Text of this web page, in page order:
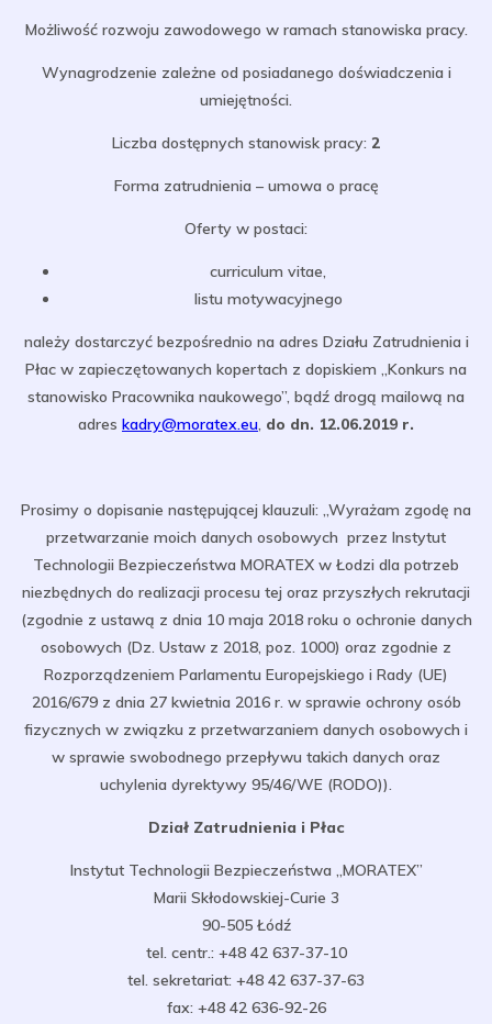
Możliwość rozwoju zawodowego w ramach stanowiska pracy.
Wynagrodzenie zależne od posiadanego doświadczenia i
umiejętności.
Liczba dostępnych stanowisk pracy: 2
Forma zatrudnienia – umowa o pracę
Oferty w postaci:
curriculum vitae,
listu motywacyjnego
należy dostarczyć bezpośrednio na adres Działu Zatrudnienia i
Płac w zapieczętowanych kopertach z dopiskiem „Konkurs na
stanowisko Pracownika naukowego”, bądź drogą mailową na
adres kadry@moratex.eu, do dn. 12.06.2019 r.
Prosimy o dopisanie następującej klauzuli: „Wyrażam zgodę na
przetwarzanie moich danych osobowych przez Instytut
Technologii Bezpieczeństwa MORATEX w Łodzi dla potrzeb
niezbędnych do realizacji procesu tej oraz przyszłych rekrutacji
(zgodnie z ustawą z dnia 10 maja 2018 roku o ochronie danych
osobowych (Dz. Ustaw z 2018, poz. 1000) oraz zgodnie z
Rozporządzeniem Parlamentu Europejskiego i Rady (UE)
2016/679 z dnia 27 kwietnia 2016 r. w sprawie ochrony osób
fizycznych w związku z przetwarzaniem danych osobowych i
w sprawie swobodnego przepływu takich danych oraz
uchylenia dyrektywy 95/46/WE (RODO)).
Dział Zatrudnienia i Płac
Instytut Technologii Bezpieczeństwa „MORATEX”
Marii Skłodowskiej-Curie 3
90-505 Łódź
tel. centr.: +48 42 637-37-10
tel. sekretariat: +48 42 637-37-63
fax: +48 42 636-92-26